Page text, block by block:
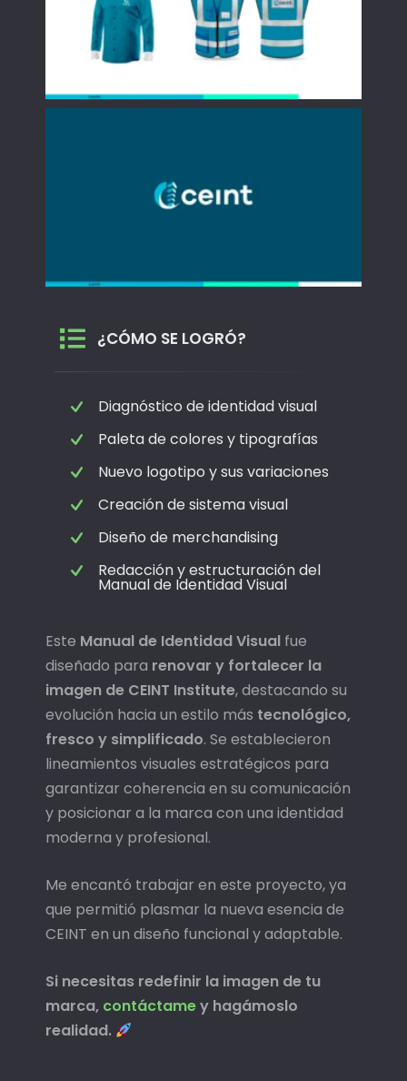
¿CÓMO SE LOGRÓ?
Diagnóstico de identidad visual
Paleta de colores y tipografías
Nuevo logotipo y sus variaciones
Creación de sistema visual
Diseño de merchandising
Redacción y estructuración del
Manual de Identidad Visual
Este Manual de Identidad Visual fue
diseñado para renovar y fortalecer la
imagen de CEINT Institute, destacando su
evolución hacia un estilo más tecnológico,
fresco y simplificado. Se establecieron
lineamientos visuales estratégicos para
garantizar coherencia en su comunicación
y posicionar a la marca con una identidad
moderna y profesional.
Me encantó trabajar en este proyecto, ya
que permitió plasmar la nueva esencia de
CEINT en un diseño funcional y adaptable.
Si necesitas redefinir la imagen de tu
marca, contáctamey hagámoslo
realidad.